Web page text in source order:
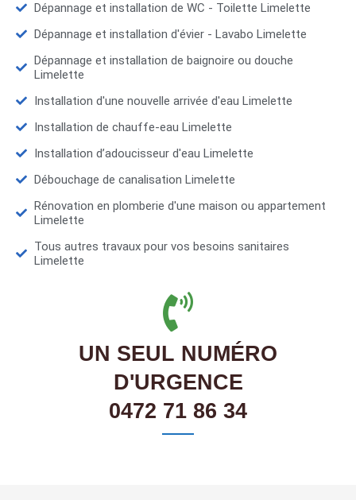
Dépannage et installation de WC - Toilette Limelette
Dépannage et installation d'évier - Lavabo Limelette
Dépannage et installation de baignoire ou douche
Limelette
Installation d'une nouvelle arrivée d'eau Limelette
Installation de chauffe-eau Limelette
Installation d’adoucisseur d'eau Limelette
Débouchage de canalisation Limelette
Rénovation en plomberie d'une maison ou appartement
Limelette
Tous autres travaux pour vos besoins sanitaires
Limelette
UN SEUL NUMÉRO
D'URGENCE
0472 71 86 34